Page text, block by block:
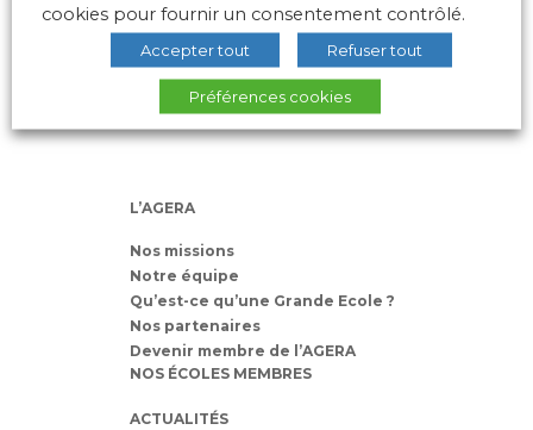
10 place des Archives – Bât G –
69288 LYON Cedex 02
Association loi 1901
L’AGERA
Nos missions
Notre équipe
Qu’est-ce qu’une Grande Ecole ?
Nos partenaires
Devenir membre de l’AGERA
NOS ÉCOLES MEMBRES
ACTUALITÉS
cookies pour fournir un consentement contrôlé.
Accepter tout Refuser tout
Préférences cookies